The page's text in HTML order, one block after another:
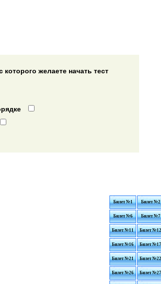
желаете начать тест
Билет №1 Билет №2
Билет №6 Билет №7
Билет №11 Билет №12
Билет №16 Билет №17
Билет №21 Билет №22
Билет №26 Билет №27